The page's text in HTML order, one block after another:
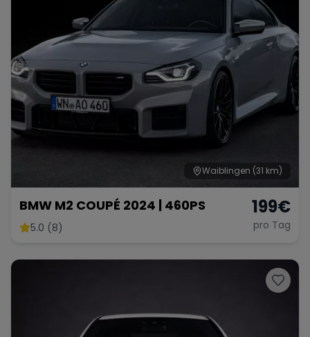
Waiblingen (31 km)
BMW M2 COUPÉ 2024 | 460PS
5.0 (8)
199€
pro Tag